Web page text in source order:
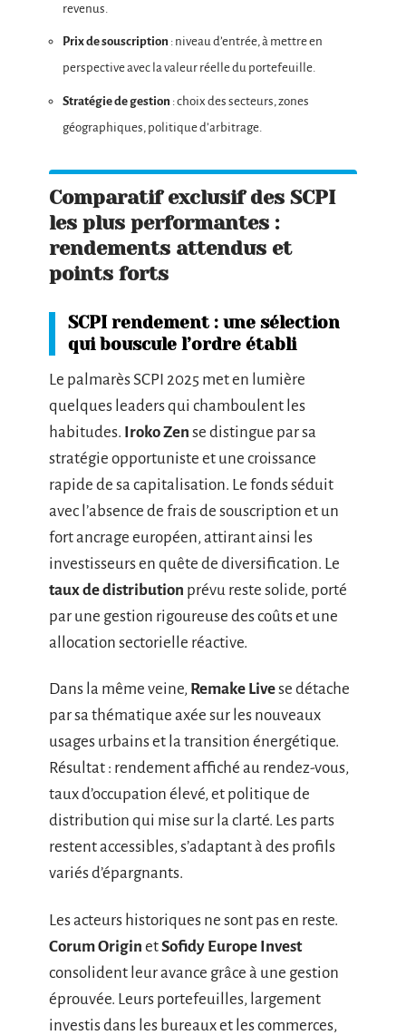
revenus.
Prix de souscription : niveau d’entrée, à mettre en
perspective avec la valeur réelle du portefeuille.
Stratégie de gestion : choix des secteurs, zones
géographiques, politique d’arbitrage.
Comparatif exclusif des SCPI
les plus performantes :
rendements attendus et
points forts
SCPI rendement : une sélection
qui bouscule l’ordre établi
Le palmarès SCPI 2025 met en lumière
quelques leaders qui chamboulent les
habitudes. Iroko Zen se distingue par sa
stratégie opportuniste et une croissance
rapide de sa capitalisation. Le fonds séduit
avec l’absence de frais de souscription et un
fort ancrage européen, attirant ainsi les
investisseurs en quête de diversification. Le
taux de distribution prévu reste solide, porté
par une gestion rigoureuse des coûts et une
allocation sectorielle réactive.
Dans la même veine, Remake Livese détache
par sa thématique axée sur les nouveaux
usages urbains et la transition énergétique.
Résultat : rendement affiché au rendez-vous,
taux d’occupation élevé, et politique de
distribution qui mise sur la clarté. Les parts
restent accessibles, s’adaptant à des profils
variés d’épargnants.
Les acteurs historiques ne sont pas en reste.
Corum Origin etSofidy Europe Invest
consolident leur avance grâce à une gestion
éprouvée. Leurs portefeuilles, largement
investis dans les bureaux et les commerces,